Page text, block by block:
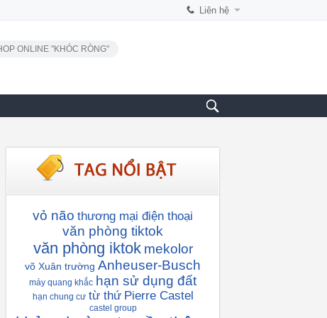
Liên hệ
ONLINE "KHÓC RÒNG"
vỏ não thương mại điện thoại
văn phòng tiktok
văn phòng iktok mekolor
võ Xuân trường Anheuser-Busch
máy quang khắc hạn sử dụng đất
hạn chung cư từ thứ Pierre Castel
castel group